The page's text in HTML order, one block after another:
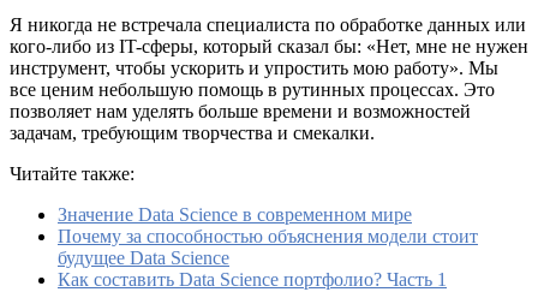
Я никогда не встречала специалиста по обработке данных или
кого-либо из IT-сферы, который сказал бы: «Нет, мне не нужен
инструмент, чтобы ускорить и упростить мою работу». Мы
все ценим небольшую помощь в рутинных процессах. Это
позволяет нам уделять больше времени и возможностей
задачам, требующим творчества и смекалки.
Читайте также:
Значение Data Science в современном мире
Почему за способностью объяснения модели стоит
будущее Data Science
Как составить Data Science портфолио? Часть 1